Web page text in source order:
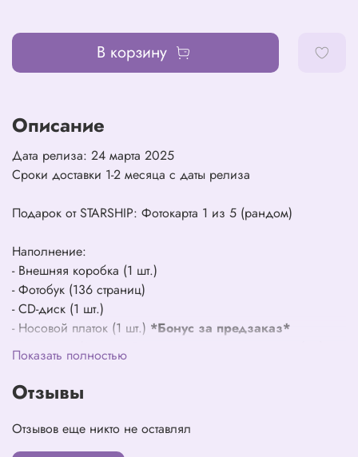
В корзину
Описание
Дата релиза: 24 марта 2025
Сроки доставки 1-2 месяца с даты релиза
Подарок от STARSHIP: Фотокарта 1 из 5 (рандом)
Наполнение:
- Внешняя коробка (1 шт.)
- Фотобук (136 страниц)
- CD-диск (1 шт.)
- Носовой платок (1 шт.) *Бонус за предзаказ*
- Фотокарта (1 шт. из 5 возможных, рандомный выбор)
выбор) )
Показать полностью
Отзывы
Отзывов еще никто не оставлял